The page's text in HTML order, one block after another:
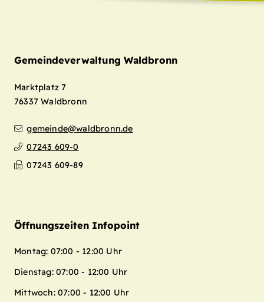
Gemeindeverwaltung Waldbronn
Marktplatz 7
76337 Waldbronn
gemeinde@waldbronn.de
07243 609-0
07243 609-89
Öffnungszeiten Infopoint
Montag: 07:00 - 12:00 Uhr
Dienstag: 07:00 - 12:00 Uhr
Mittwoch: 07:00 - 12:00 Uhr